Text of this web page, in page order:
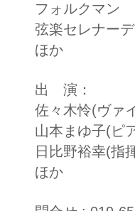
フォルクマン
弦楽セレナー
ほか
出 演：
佐々木怜(ヴァ
山本まゆ子(ピ
日比野裕幸(指
​ほか